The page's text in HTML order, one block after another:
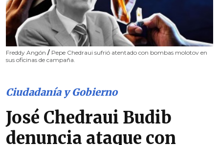
Freddy Angón / Pepe Chedraui sufrió atentado con bombas molotov en
sus oficinas de campaña.
Ciudadanía y Gobierno
José Chedraui Budib
denuncia ataque con